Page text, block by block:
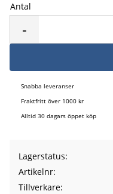
Antal
-
Snabba leveranser
Fraktfritt över 1000 kr
Alltid 30 dagars öppet köp
Lagerstatus
Artikelnr
Tillverkare